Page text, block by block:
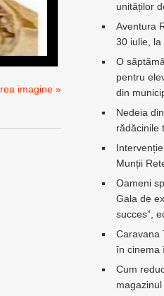
imagine »
unităților
Aventura
30 iulie, la
O
pentru
din
Nedeia
rădăcinile
Munții
Oameni
Gala de
succes”,
Caravana
în cinema
Cum